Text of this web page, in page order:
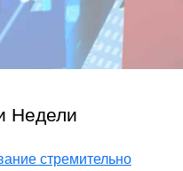
Недели
стремительно